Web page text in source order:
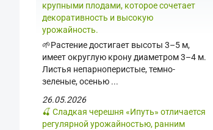
крупными плодами, которое сочетает
декоративность и высокую
урожайность.
🌱Растение достигает высоты 3–5 м,
имеет округлую крону диаметром 3–4 м.
Листья непарноперистые, темно-
зеленые, осенью ...
26.05.2026
🍒 Сладкая черешня «Ипуть» отличается
регулярной урожайностью, ранним